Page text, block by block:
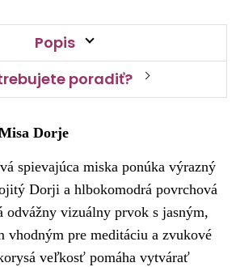
Popis
poradiť?
Dorje
spievajúca miska ponúka výrazný
Dorji a hlbokomodrá povrchová
odvážny vizuálny prvok s jasným,
vhodným pre meditáciu a zvukové
veľkosť pomáha vytvárať